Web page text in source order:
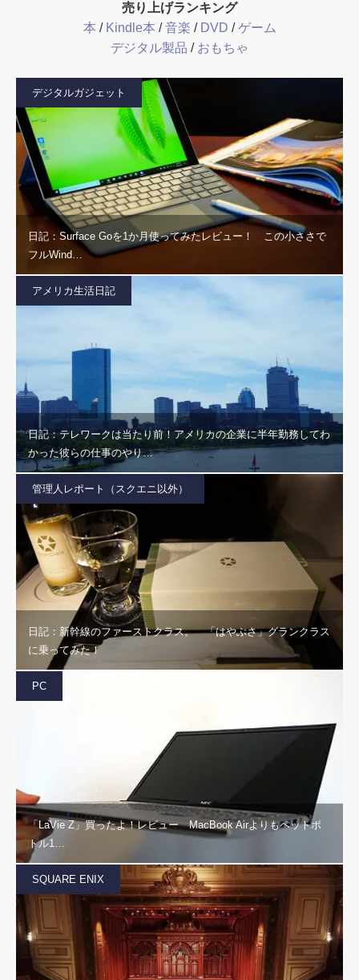
売り上げランキング
本 / Kindle本 /音楽 / DVD /ゲーム
デジタル製品 / おもちゃ
デジタルガジェット
日記：Surface Goを1か月使ってみたレビュー！ この小ささで
フルWind…
アメリカ生活日記
日記：テレワークは当たり前！アメリカの企業に半年勤務してわ
かった彼らの仕事のやり…
管理人レポート（スクエニ以外）
日記：新幹線のファーストクラス。 「はやぶさ」グランクラス
に乗ってみた！
PC
「LaVie Z」買ったよ！レビュー MacBook Airよりもペットボ
トル1…
SQUARE ENIX